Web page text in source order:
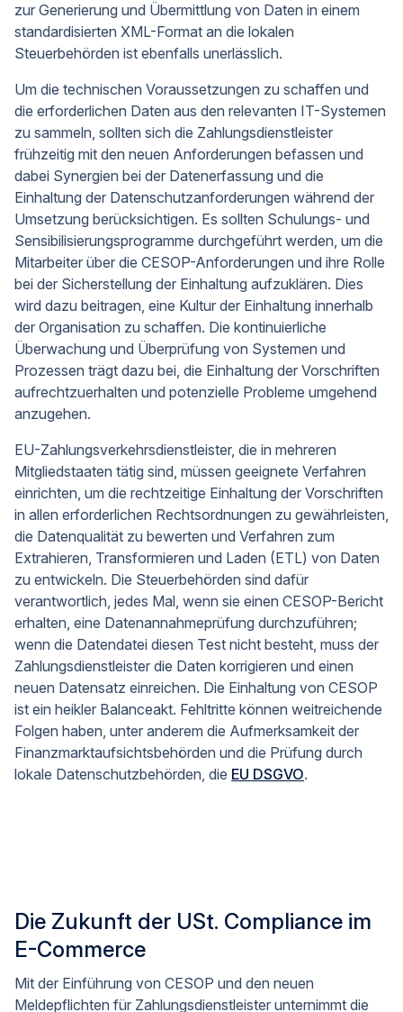
zur Generierung und Übermittlung von Daten in einem
standardisierten XML-Format an die lokalen
Steuerbehörden ist ebenfalls unerlässlich.
Um die technischen Voraussetzungen zu schaffen und
die erforderlichen Daten aus den relevanten IT-Systemen
zu sammeln, sollten sich die Zahlungsdienstleister
frühzeitig mit den neuen Anforderungen befassen und
dabei Synergien bei der Datenerfassung und die
Einhaltung der Datenschutzanforderungen während der
Umsetzung berücksichtigen. Es sollten Schulungs- und
Sensibilisierungsprogramme durchgeführt werden, um die
Mitarbeiter über die CESOP-Anforderungen und ihre Rolle
bei der Sicherstellung der Einhaltung aufzuklären. Dies
wird dazu beitragen, eine Kultur der Einhaltung innerhalb
der Organisation zu schaffen. Die kontinuierliche
Überwachung und Überprüfung von Systemen und
Prozessen trägt dazu bei, die Einhaltung der Vorschriften
aufrechtzuerhalten und potenzielle Probleme umgehend
anzugehen.
EU-Zahlungsverkehrsdienstleister, die in mehreren
Mitgliedstaaten tätig sind, müssen geeignete Verfahren
einrichten, um die rechtzeitige Einhaltung der Vorschriften
in allen erforderlichen Rechtsordnungen zu gewährleisten,
die Datenqualität zu bewerten und Verfahren zum
Extrahieren, Transformieren und Laden (ETL) von Daten
zu entwickeln. Die Steuerbehörden sind dafür
verantwortlich, jedes Mal, wenn sie einen CESOP-Bericht
erhalten, eine Datenannahmeprüfung durchzuführen;
wenn die Datendatei diesen Test nicht besteht, muss der
Zahlungsdienstleister die Daten korrigieren und einen
neuen Datensatz einreichen. Die Einhaltung von CESOP
ist ein heikler Balanceakt. Fehltritte können weitreichende
Folgen haben, unter anderem die Aufmerksamkeit der
Finanzmarktaufsichtsbehörden und die Prüfung durch
lokale Datenschutzbehörden, die EU DSGVO.
Die Zukunft der USt. Compliance im
E-Commerce
Mit der Einführung von CESOP und den neuen
Meldepflichten für Zahlungsdienstleister unternimmt die